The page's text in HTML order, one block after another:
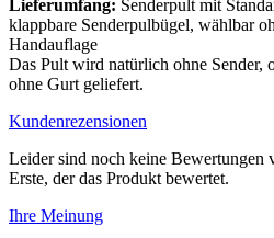
Lieferumfang: Senderpult mit
klappbare Senderpulbügel, wählbar
Handauflage
Das Pult wird natürlich ohne Sender,
ohne Gurt geliefert.
Kundenrezensionen
Leider sind noch keine Bewertungen
Erste, der das Produkt bewertet.
Ihre Meinung